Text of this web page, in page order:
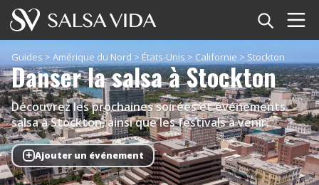
Accueil
Événements
Actualités
Articles
Guides > Amérique du Nord > États-Unis > Californie > Stockton
Danser la salsa à Stockton
Découvrez les prochaines soirées et événements
salsa à Stockton, ainsi que les festivals à venir.
+ Ajouter un événement